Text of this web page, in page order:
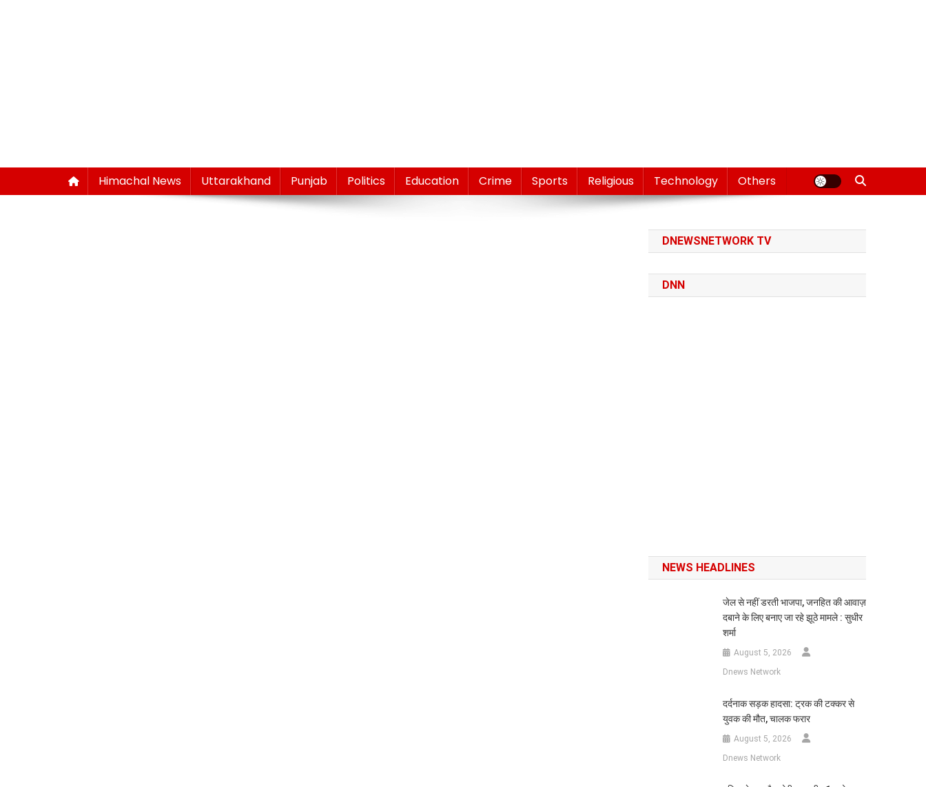
Himachal News Uttarakhand Punjab Politics Education Crime Sports Religious Technology Others
DNEWSNETWORK TV
DNN
NEWS HEADLINES
जेल से नहीं डरती भाजपा, जनहित की आवाज़
दबाने के लिए बनाए जा रहे झूठे मामले : सुधीर
शर्मा
August 5, 2026
Dnews Network
दर्दनाक सड़क हादसा: ट्रक की टक्कर से
युवक की मौत, चालक फरार
August 5, 2026
Dnews Network